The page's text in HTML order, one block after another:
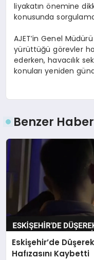
liyakatın önemine
konusunda
AJET’in Genel
yürüttüğü görevler
ederken, havacılık
konuları yeniden
Benzer
Eskişehir’de
Hafızasını Kaybetti